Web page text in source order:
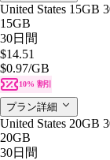
United States 15GB
15GB
30日間
$14.51
$0.97/GB
10% 割引
プラン詳細
United States 20GB
20GB
30日間